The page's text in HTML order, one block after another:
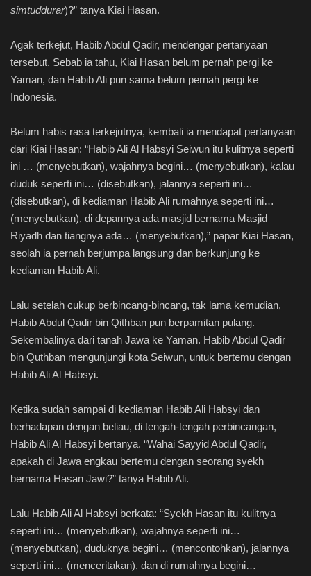
simtuddurar)?” tanya Kiai Hasan.
Agak terkejut, Habib Abdul Qadir, mendengar pertanyaan
tersebut. Sebab ia tahu, Kiai Hasan belum pernah pergi ke
Yaman, dan Habib Ali pun sama belum pernah pergi ke
Indonesia.
Belum habis rasa terkejutnya, kembali ia mendapat pertanyaan
dari Kiai Hasan: “Habib Ali Al Habsyi Seiwun itu kulitnya seperti
ini … (menyebutkan), wajahnya begini… (menyebutkan), kalau
duduk seperti ini… (disebutkan), jalannya seperti ini…
(disebutkan), di kediaman Habib Ali rumahnya seperti ini…
(menyebutkan), di depannya ada masjid bernama Masjid
Riyadh dan tiangnya ada… (menyebutkan),” papar Kiai Hasan,
seolah ia pernah berjumpa langsung dan berkunjung ke
kediaman Habib Ali.
Lalu setelah cukup berbincang-bincang, tak lama kemudian,
Habib Abdul Qadir bin Qithban pun berpamitan pulang.
Sekembalinya dari tanah Jawa ke Yaman. Habib Abdul Qadir
bin Quthban mengunjungi kota Seiwun, untuk bertemu dengan
Habib Ali Al Habsyi.
Ketika sudah sampai di kediaman Habib Ali Habsyi dan
berhadapan dengan beliau, di tengah-tengah perbincangan,
Habib Ali Al Habsyi bertanya. “Wahai Sayyid Abdul Qadir,
apakah di Jawa engkau bertemu dengan seorang syekh
bernama Hasan Jawi?” tanya Habib Ali.
Lalu Habib Ali Al Habsyi berkata: “Syekh Hasan itu kulitnya
seperti ini… (menyebutkan), wajahnya seperti ini…
(menyebutkan), duduknya begini… (mencontohkan), jalannya
seperti ini… (menceritakan), dan di rumahnya begini…